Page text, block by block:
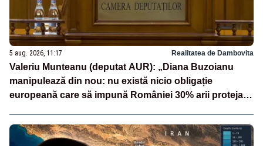
5 aug. 2026, 11:17 Realitatea de Dambovita
Valeriu Munteanu (deputat AUR): „Diana Buzoianu
manipulează din nou: nu există nicio obligație
europeană care să impună României 30% arii protejate